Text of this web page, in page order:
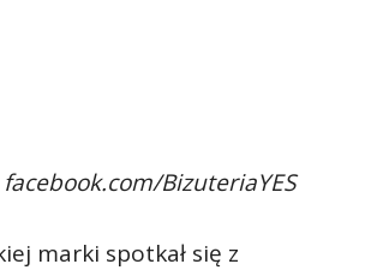
facebook.com/BizuteriaYES
marki spotkał się z